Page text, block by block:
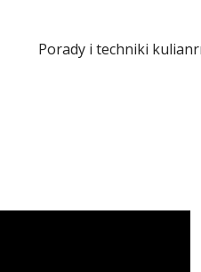
Porady i techniki